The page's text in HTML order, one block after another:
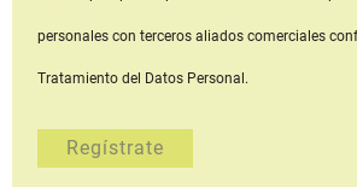
personales con terceros aliados comerciales
Tratamiento del Datos Personal.